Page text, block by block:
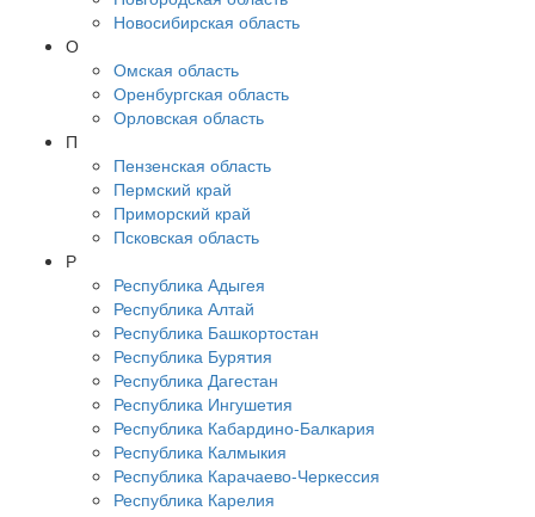
Новосибирская область
О
Омская область
Оренбургская область
Орловская область
П
Пензенская область
Пермский край
Приморский край
Псковская область
Р
Республика Адыгея
Республика Алтай
Республика Башкортостан
Республика Бурятия
Республика Дагестан
Республика Ингушетия
Республика Кабардино-Балкария
Республика Калмыкия
Республика Карачаево-Черкессия
Республика Карелия